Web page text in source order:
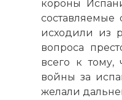
короны
исходили из
вопроса
всего к тому,
войны за
желали